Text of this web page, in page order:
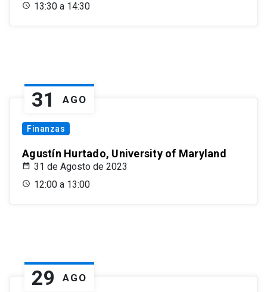
13:30 a 14:30
31 AGO
Finanzas
Agustín Hurtado, University of Maryland
31 de Agosto de 2023
12:00 a 13:00
29 AGO